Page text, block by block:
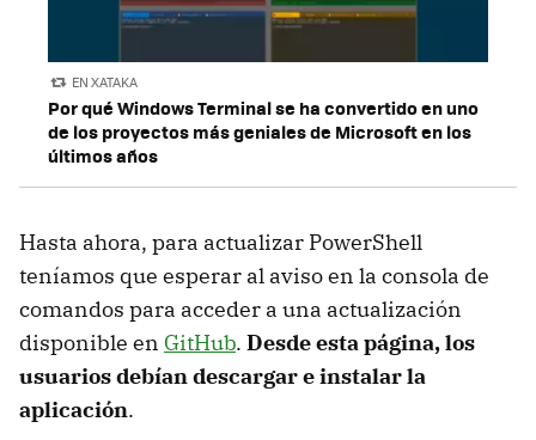
EN XATAKA
Por qué Windows Terminal se ha convertido en uno
de los proyectos más geniales de Microsoft en los
últimos años
Hasta ahora, para actualizar PowerShell
teníamos que esperar al aviso en la consola de
comandos para acceder a una actualización
disponible en GitHub. Desde esta página, los
usuarios debían descargar e instalar la
aplicación.